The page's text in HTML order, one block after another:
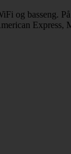
og basseng.
Express,